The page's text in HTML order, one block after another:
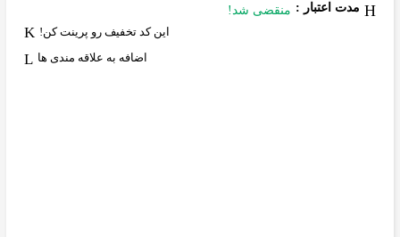
مدت اعتبار : منقضی شد!
این کد تخفیف رو پرینت کن!
اضافه به علاقه مندی ها